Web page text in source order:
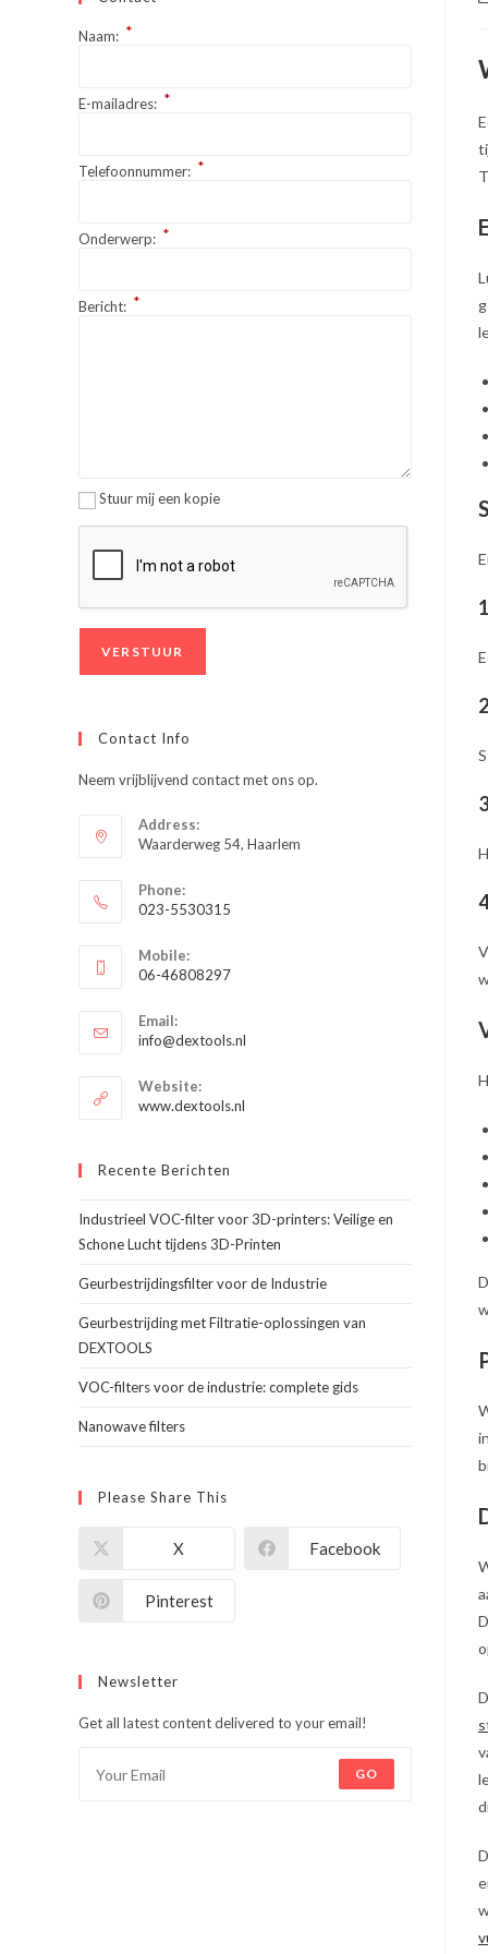
Naam: *
E-mailadres: *
Telefoonnummer: *
Onderwerp: *
Bericht: *
Stuur mij een kopie
Contact Info
Neem vrijblijvend contact met ons op.
Address:
Waarderweg 54, Haarlem
Phone:
023-5530315
in
je
toepassing
Mobile:
06-46808297
in
je
toepassing
Email:
info@dextools.nl
Website:
www.dextools.nl
Recente Berichten
Industrieel VOC-filter voor 3D-printers: Veilige en
Schone Lucht tijdens 3D-Printen
Geurbestrijdingsfilter voor de Industrie
Geurbestrijding met Filtratie-oplossingen van
DEXTOOLS
VOC-filters voor de industrie: complete gids
Nanowave filters
Please Share This
X Facebook
Pinterest
Newsletter
Get all latest content delivered to your email!
GO